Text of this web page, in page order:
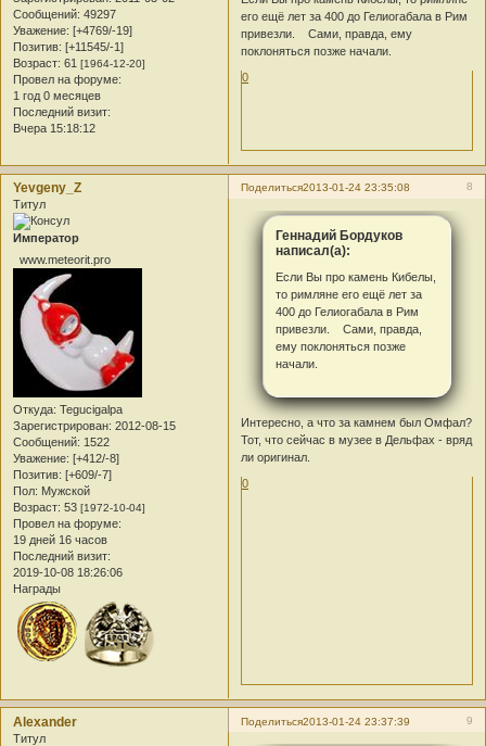
Сообщений: 49297
Уважение: [+4769/-19]
Позитив: [+11545/-1]
Возраст: 61 [1964-12-20]
Провел на форуме:
1 год 0 месяцев
Последний визит:
Вчера 15:18:12
его ещё лет за 400 до Гелиогабала в Рим
привезли.
Сами, правда, ему
поклоняться позже начали.
0
Поделиться 8
2013-01-24 23:35:08
Yevgeny_Z
Титул
Император
www.meteorit.pro
Откуда: Tegucigalpa
Зарегистрирован: 2012-08-15
Сообщений: 1522
Уважение: [+412/-8]
Позитив: [+609/-7]
Пол: Мужской
Возраст: 53 [1972-10-04]
Провел на форуме:
19 дней 16 часов
Последний визит:
2019-10-08 18:26:06
Награды
Геннадий Бордуков
написал(а):
Если Вы про камень Кибелы,
то римляне его ещё лет за
400 до Гелиогабала в Рим
привезли. Сами, правда,
ему поклоняться позже
начали.
Интересно, а что за камнем был Омфал?
Тот, что сейчас в музее в Дельфах - вряд
ли оригинал.
0
Поделиться 9
2013-01-24 23:37:39
Alexander
Титул